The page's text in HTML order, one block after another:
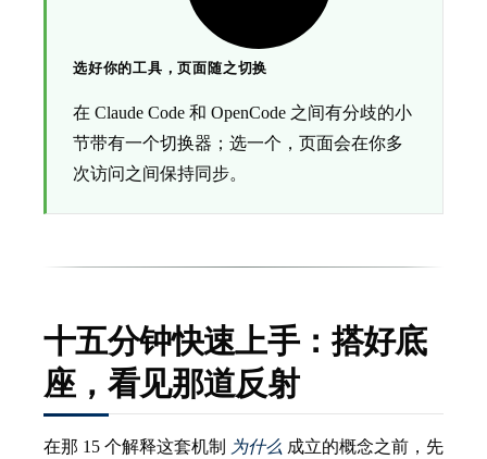
选好你的工具，页面随之切换
在 Claude Code 和 OpenCode 之间有分歧的小
节带有一个切换器；选一个，页面会在你多
次访问之间保持同步。
十五分钟快速上手：搭好底
座，看见那道反射
在那 15 个解释这套机制 为什么 成立的概念之前，先